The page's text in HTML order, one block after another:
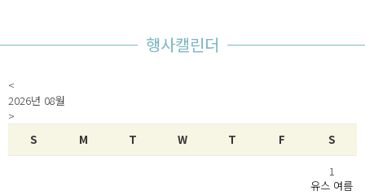
행사캘린더
<
2026년 08월
>
S
M T W T F S
1
유스 여름